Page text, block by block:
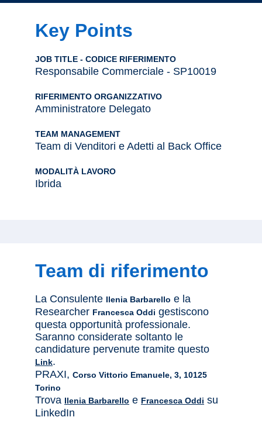
Key Points
JOB TITLE - CODICE RIFERIMENTO
Responsabile Commerciale - SP10019
RIFERIMENTO ORGANIZZATIVO
Amministratore Delegato
TEAM MANAGEMENT
Team di Venditori e Adetti al Back Office
MODALITÀ LAVORO
Ibrida
Team di riferimento
La Consulente Ilenia Barbarello e la
Researcher Francesca Oddi gestiscono
questa opportunità professionale.
Saranno considerate soltanto le
candidature pervenute tramite questo
Link.
PRAXI, Corso Vittorio Emanuele, 3, 10125
Torino
Trova Ilenia Barbarello e Francesca Oddi su
LinkedIn